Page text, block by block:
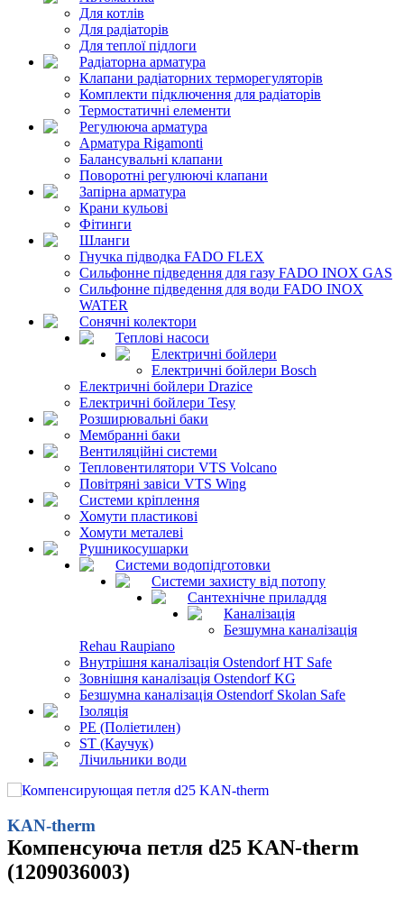
Для котлів
Для радіаторів
Для теплої підлоги
Радіаторна арматура
Клапани радіаторних терморегуляторів
Комплекти підключення для радіаторів
Термостатичні елементи
Регулююча арматура
Арматура Rigamonti
Балансувальні клапани
Поворотні регулюючі клапани
Запірна арматура
Крани кульові
Фітинги
Шланги
Гнучка підводка FADO FLEX
Сильфонне підведення для газу FADO INOX GAS
Сильфонне підведення для води FADO INOX
WATER
Сонячні колектори
Теплові насоси
Електричні бойлери
Електричні бойлери Bosch
Електричні бойлери Drazice
Електричні бойлери Tesy
Розширювальні баки
Мембранні баки
Вентиляційні системи
Тепловентилятори VTS Volcano
Повітряні завіси VTS Wing
Системи кріплення
Хомути пластикові
Хомути металеві
Рушникосушарки
Системи водопідготовки
Системи захисту від потопу
Сантехнічне приладдя
Каналізація
Безшумна каналізація
Rehau Raupiano
Внутрішня каналізація Ostendorf HT Safe
Зовнішня каналізація Ostendorf KG
Безшумна каналізація Ostendorf Skolan Safe
Ізоляція
PE (Поліетилен)
ST (Каучук)
Лічильники води
KAN-therm
Компенсуюча петля d25 KAN-therm
(1209036003)